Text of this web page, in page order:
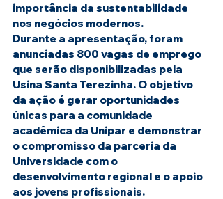
importância da sustentabilidade
nos negócios modernos.
Durante a apresentação, foram
anunciadas 800 vagas de emprego
que serão disponibilizadas pela
Usina Santa Terezinha. O objetivo
da ação é gerar oportunidades
únicas para a comunidade
acadêmica da Unipar e demonstrar
o compromisso da parceria da
Universidade com o
desenvolvimento regional e o apoio
aos jovens profissionais.